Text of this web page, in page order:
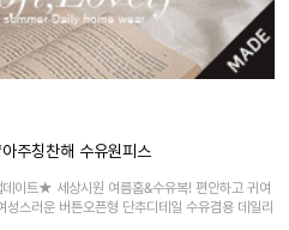
주칭찬해 수유원피스
트★ 세상시원 여름홈&수유복! 편안하고 귀여
성스러운 버튼오픈형 단추디테일 수유겸용 데일리